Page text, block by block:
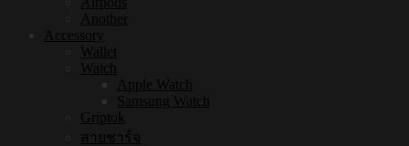
Another
Accessory
Wallet
Watch
Apple Watch
Samsung Watch
Griptok
สายชาร์จ